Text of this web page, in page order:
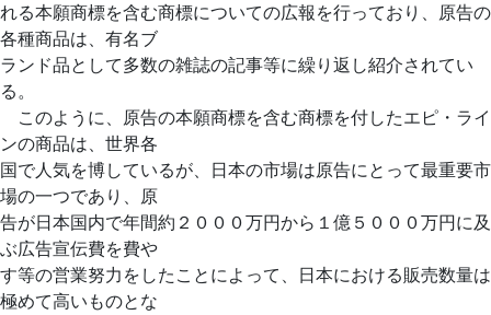
れる本願商標を含む商標についての広報を行っており、原告の
各種商品は、有名ブ
ランド品として多数の雑誌の記事等に繰り返し紹介されてい
る。
このように、原告の本願商標を含む商標を付したエピ・ライ
ンの商品は、世界各
国で人気を博しているが、日本の市場は原告にとって最重要市
場の一つであり、原
告が日本国内で年間約２０００万円から１億５０００万円に及
ぶ広告宣伝費を費や
す等の営業努力をしたことによって、日本における販売数量は
極めて高いものとな